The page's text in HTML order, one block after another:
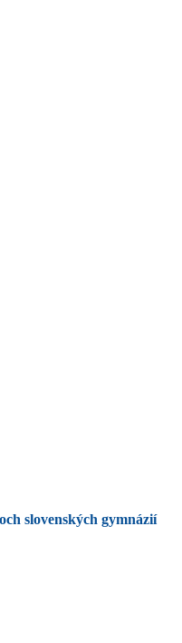
slovenských gymnázií